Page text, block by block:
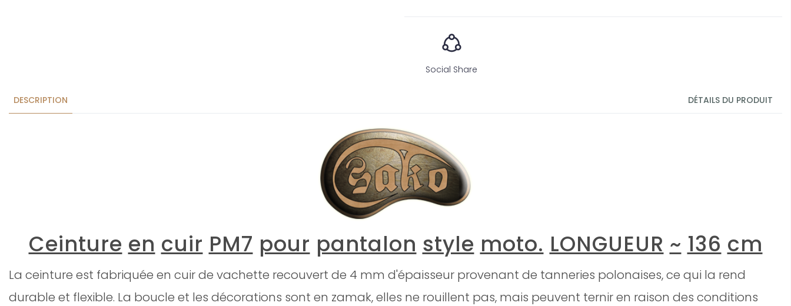
Social Share
DESCRIPTION DÉTAILS DU PRODUIT
Ceinture en cuir PM7 pour pantalon style moto. LONGUEUR ~ 136 cm
La ceinture est fabriquée en cuir de vachette recouvert de 4 mm d'épaisseur provenant de tanneries polonaises, ce qui la rend
durable et flexible. La boucle et les décorations sont en zamak, elles ne rouillent pas, mais peuvent ternir en raison des conditions